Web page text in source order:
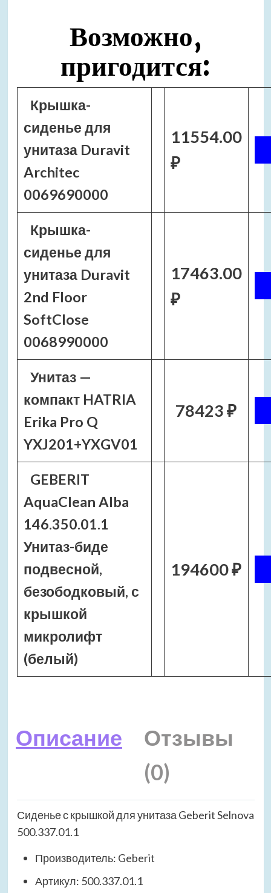
Возможно,
пригодится:
Крышка-
сиденье для
унитаза Duravit
Architec
0069690000
11554.00
₽
Крышка-
сиденье для
унитаза Duravit
2nd Floor
SoftClose
0068990000
17463.00
₽
Унитаз —
компакт HATRIA
Erika Pro Q
YXJ201+YXGV01
78423 ₽
GEBERIT
AquaClean Alba
146.350.01.1
Унитаз-биде
подвесной,
безободковый, с
крышкой
микролифт
(белый)
194600 ₽
Описание
Отзывы
(0)
Сиденье с крышкой для унитаза Geberit Selnova
500.337.01.1
Производитель: Geberit
Артикул: 500.337.01.1